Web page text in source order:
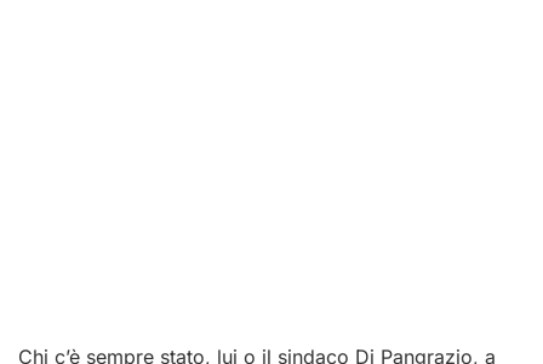
Chi c’è sempre stato, lui o il sindaco Di Pangrazio, a